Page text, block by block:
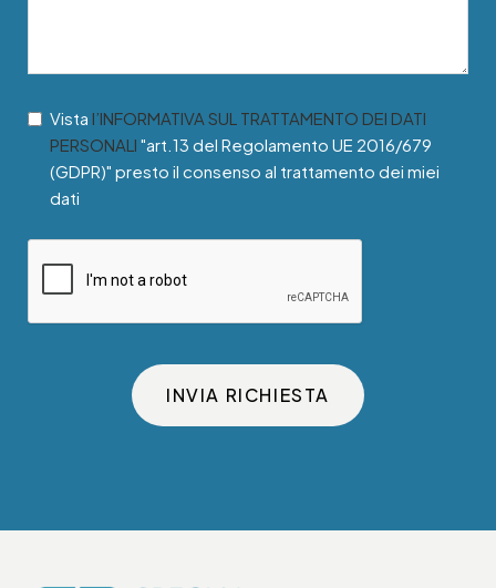
Vista l’INFORMATIVA SUL TRATTAMENTO DEI DATI
PERSONALI "art.13 del Regolamento UE 2016/679
(GDPR)" presto il consenso al trattamento dei miei
dati
INVIA RICHIESTA